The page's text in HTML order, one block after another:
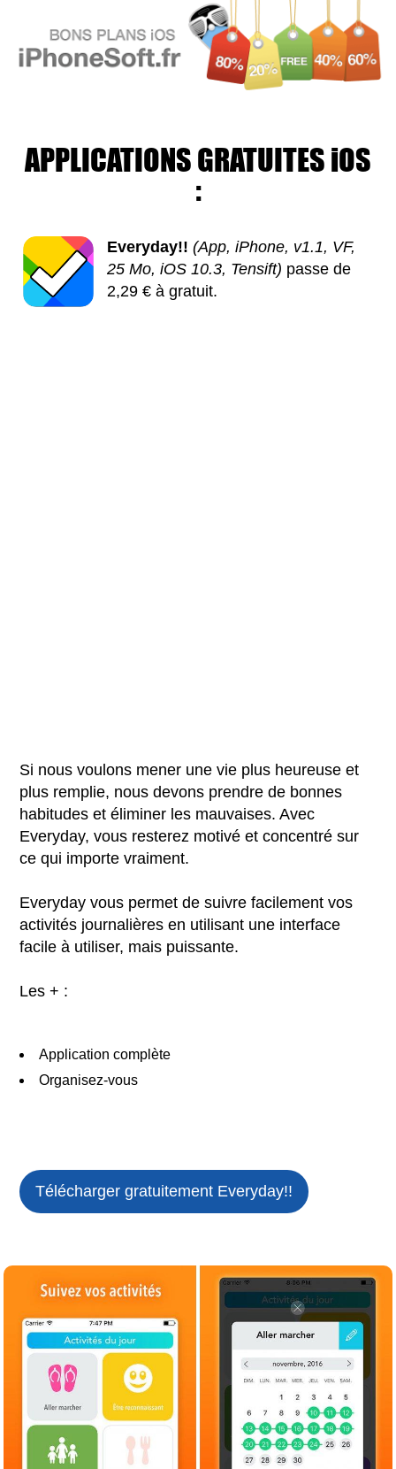
APPLICATIONS GRATUITES iOS
:
Everyday!! (App, iPhone, v1.1, VF,
25 Mo, iOS 10.3, Tensift) passe de
2,29 € à gratuit.
Si nous voulons mener une vie plus heureuse et
plus remplie, nous devons prendre de bonnes
habitudes et éliminer les mauvaises. Avec
Everyday, vous resterez motivé et concentré sur
ce qui importe vraiment.
Everyday vous permet de suivre facilement vos
activités journalières en utilisant une interface
facile à utiliser, mais puissante.
Les + :
Application complète
Organisez-vous
Télécharger gratuitement Everyday!!